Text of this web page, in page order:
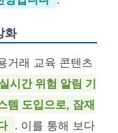
화
거래 교육 콘텐츠
실시간 위험 알림 기
템 도입으로, 잠재
. 이를 통해 보다